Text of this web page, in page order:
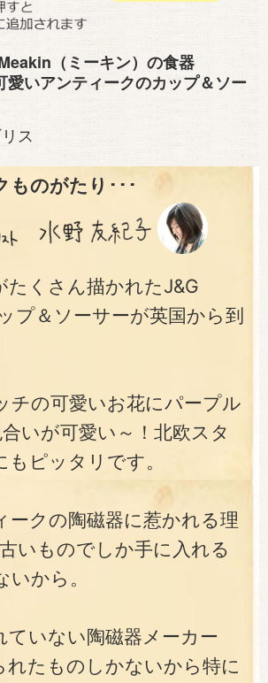
（ミーキン）の食器
愛いアンティークのカップ＆ソー
ス
ものがたり･･･
たくさん描かれたJ&G
プ＆ソーサーが英国から到
チの可愛いお花にパープル
いが可愛い～！北欧スタ
もピッタリです。
ークの陶磁器に惹かれる理
いものでしか手に入れる
から。
ていない陶磁器メーカー
れたものしかないから特に